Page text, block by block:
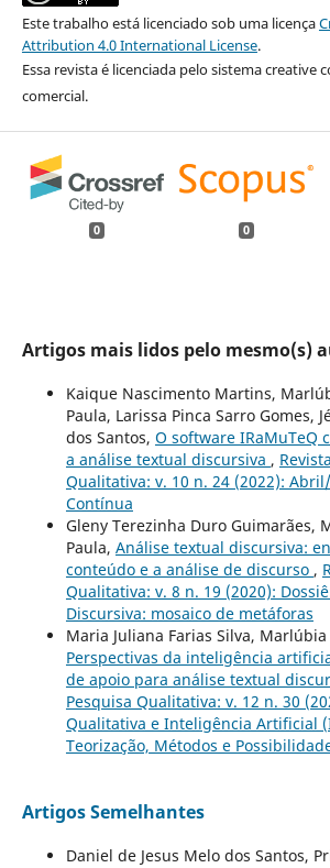
Este trabalho está licenciado sob uma licença
Attribution 4.0 International License.
Essa revista é licenciada pelo sistema creative
comercial.
0 0
Artigos mais lidos pelo mesmo(s)
Kaique Nascimento Martins,
Paula, Larissa Pinca Sarro Gomes,
dos Santos, O software IRaMuTeQ
a análise textual discursiva ,
Qualitativa: v. 10 n. 24 (2022):
Contínua
Gleny Terezinha Duro Guimarães,
Paula, Análise textual discursiva:
conteúdo e a análise de discurso ,
Qualitativa: v. 8 n. 19 (2020):
Discursiva: mosaico de metáforas
Maria Juliana Farias Silva,
Perspectivas da inteligência
de apoio para análise textual
Pesquisa Qualitativa: v. 12 n. 30
Qualitativa e Inteligência Artificial
Teorização, Métodos e
Artigos Semelhantes
Daniel de Jesus Melo dos Santos,